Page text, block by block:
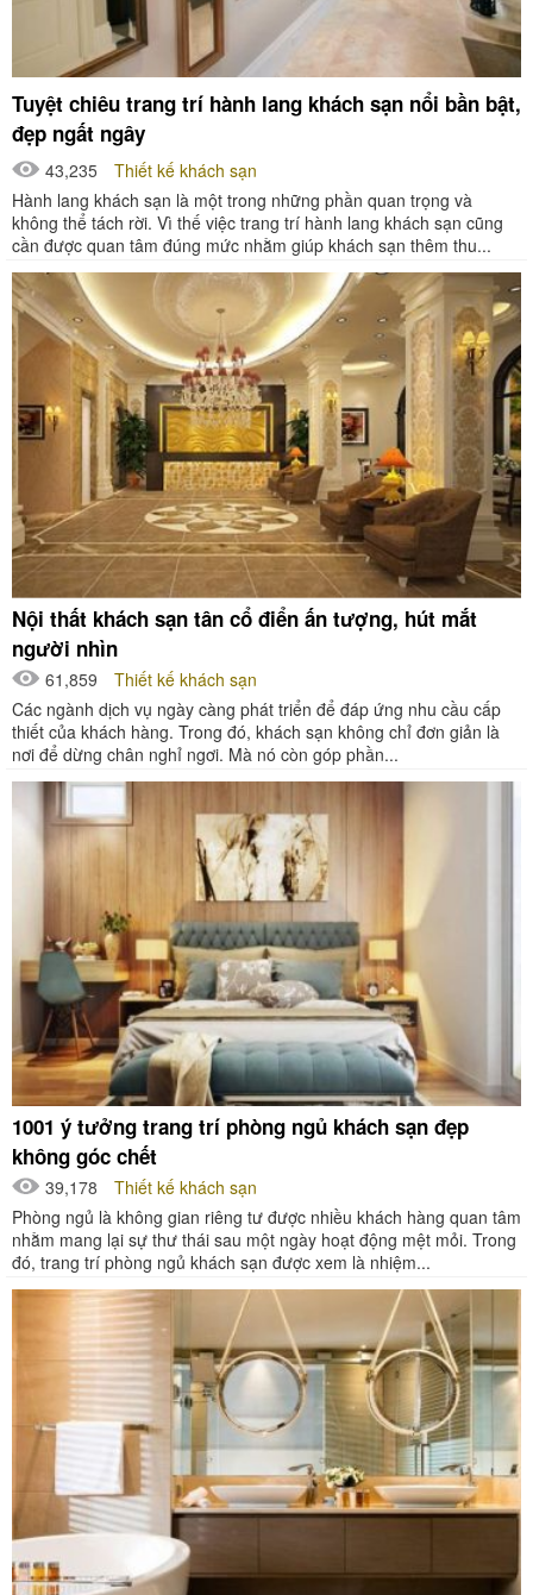
Tuyệt chiêu trang trí hành lang khách sạn nổi bần bật,
đẹp ngất ngây
43,235
Thiết kế khách sạn
Hành lang khách sạn là một trong những phần quan trọng và
không thể tách rời. Vì thế việc trang trí hành lang khách sạn cũng
cần được quan tâm đúng mức nhằm giúp khách sạn thêm thu...
Nội thất khách sạn tân cổ điển ấn tượng, hút mắt
người nhìn
61,859
Thiết kế khách sạn
Các ngành dịch vụ ngày càng phát triển để đáp ứng nhu cầu cấp
thiết của khách hàng. Trong đó, khách sạn không chỉ đơn giản là
nơi để dừng chân nghỉ ngơi. Mà nó còn góp phần...
1001 ý tưởng trang trí phòng ngủ khách sạn đẹp
không góc chết
39,178
Thiết kế khách sạn
Phòng ngủ là không gian riêng tư được nhiều khách hàng quan tâm
nhằm mang lại sự thư thái sau một ngày hoạt động mệt mỏi. Trong
đó, trang trí phòng ngủ khách sạn được xem là nhiệm...